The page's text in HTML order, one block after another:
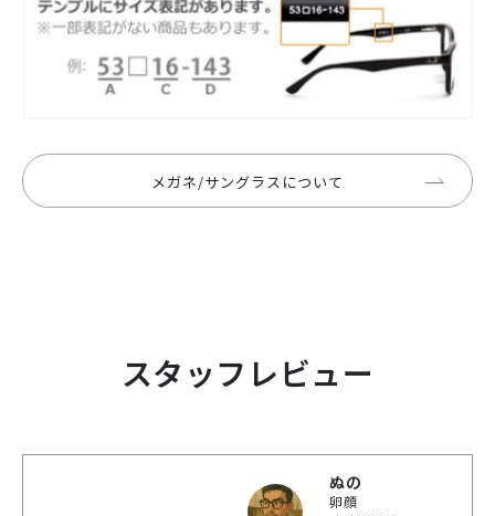
メガネ/サングラスについて
スタッフレビュー
ぬの
卵顔